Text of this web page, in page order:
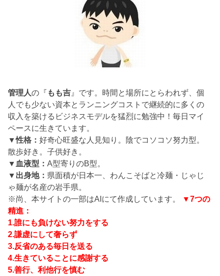
管理人の『 もも吉 』です。時間と場所にとらわれず、個
人でも少ない資本とランニングコストで継続的に多くの
収入を築けるビジネスモデルを猛烈に勉強中！毎日マイ
ペースに生きています。
▼性格：好奇心旺盛な人見知り。陰でコソコソ努力型。
散歩好き。子供好き。
▼血液型：A型寄りのB型。
▼出身地： 県面積が日本一、わんこそばと冷麺・じゃじ
ゃ麺が名産の岩手県。
※尚、本サイトの一部はAIにて作成しています。
▼7つの
精進：
1.誰にも負けない努力をする
2.謙虚にして奢らず
3.反省のある毎日を送る
4.生きていることに感謝する
5.善行、利他行を慎む